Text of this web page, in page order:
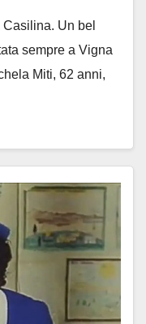
Un bel
sempre a Vigna
Miti, 62 anni,